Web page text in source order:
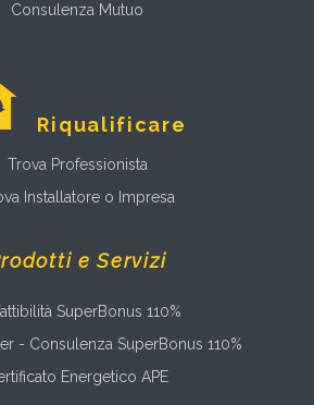
Consulenza Mutuo
Riqualificare
Trova Professionista
Installatore o Impresa
e Servizi
SuperBonus 110%
- Consulenza SuperBonus 110%
Energetico APE